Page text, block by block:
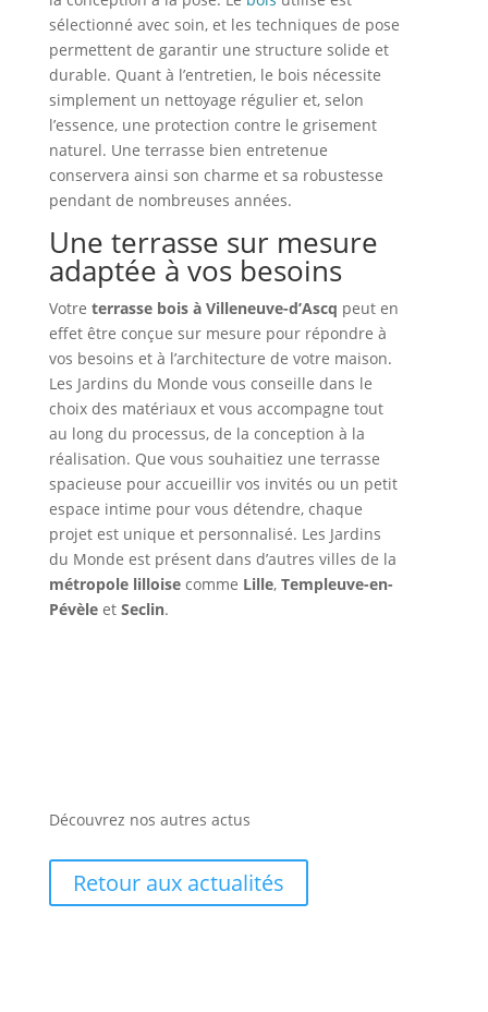
sélectionné avec soin, et les techniques de pose
permettent de garantir une structure solide et
durable. Quant à l’entretien, le bois nécessite
simplement un nettoyage régulier et, selon
l’essence, une protection contre le grisement
naturel. Une terrasse bien entretenue
conservera ainsi son charme et sa robustesse
pendant de nombreuses années.
Une terrasse sur mesure
adaptée à vos besoins
Votre terrasse bois à Villeneuve-d’Ascq peut en
effet être conçue sur mesure pour répondre à
vos besoins et à l’architecture de votre maison.
Les Jardins du Monde vous conseille dans le
choix des matériaux et vous accompagne tout
au long du processus, de la conception à la
réalisation. Que vous souhaitiez une terrasse
spacieuse pour accueillir vos invités ou un petit
espace intime pour vous détendre, chaque
projet est unique et personnalisé. Les Jardins
du Monde est présent dans d’autres villes de la
métropole lilloisecomme Lille, Templeuve-en-
Pévèleet Seclin.
Découvrez nos autres actus
Retour aux actualités